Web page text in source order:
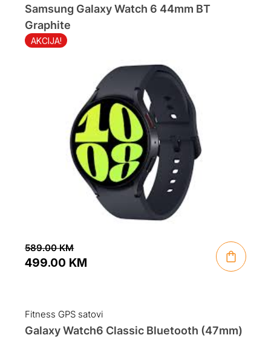
AKCIJA!
Samsung Galaxy Watch 6 44mm BT
Graphite
589.00KM
was:
589.00 KM.
499.00 KM
is:
499.00 KM.
Fitness GPS satovi
Galaxy Watch6 Classic Bluetooth (47mm)